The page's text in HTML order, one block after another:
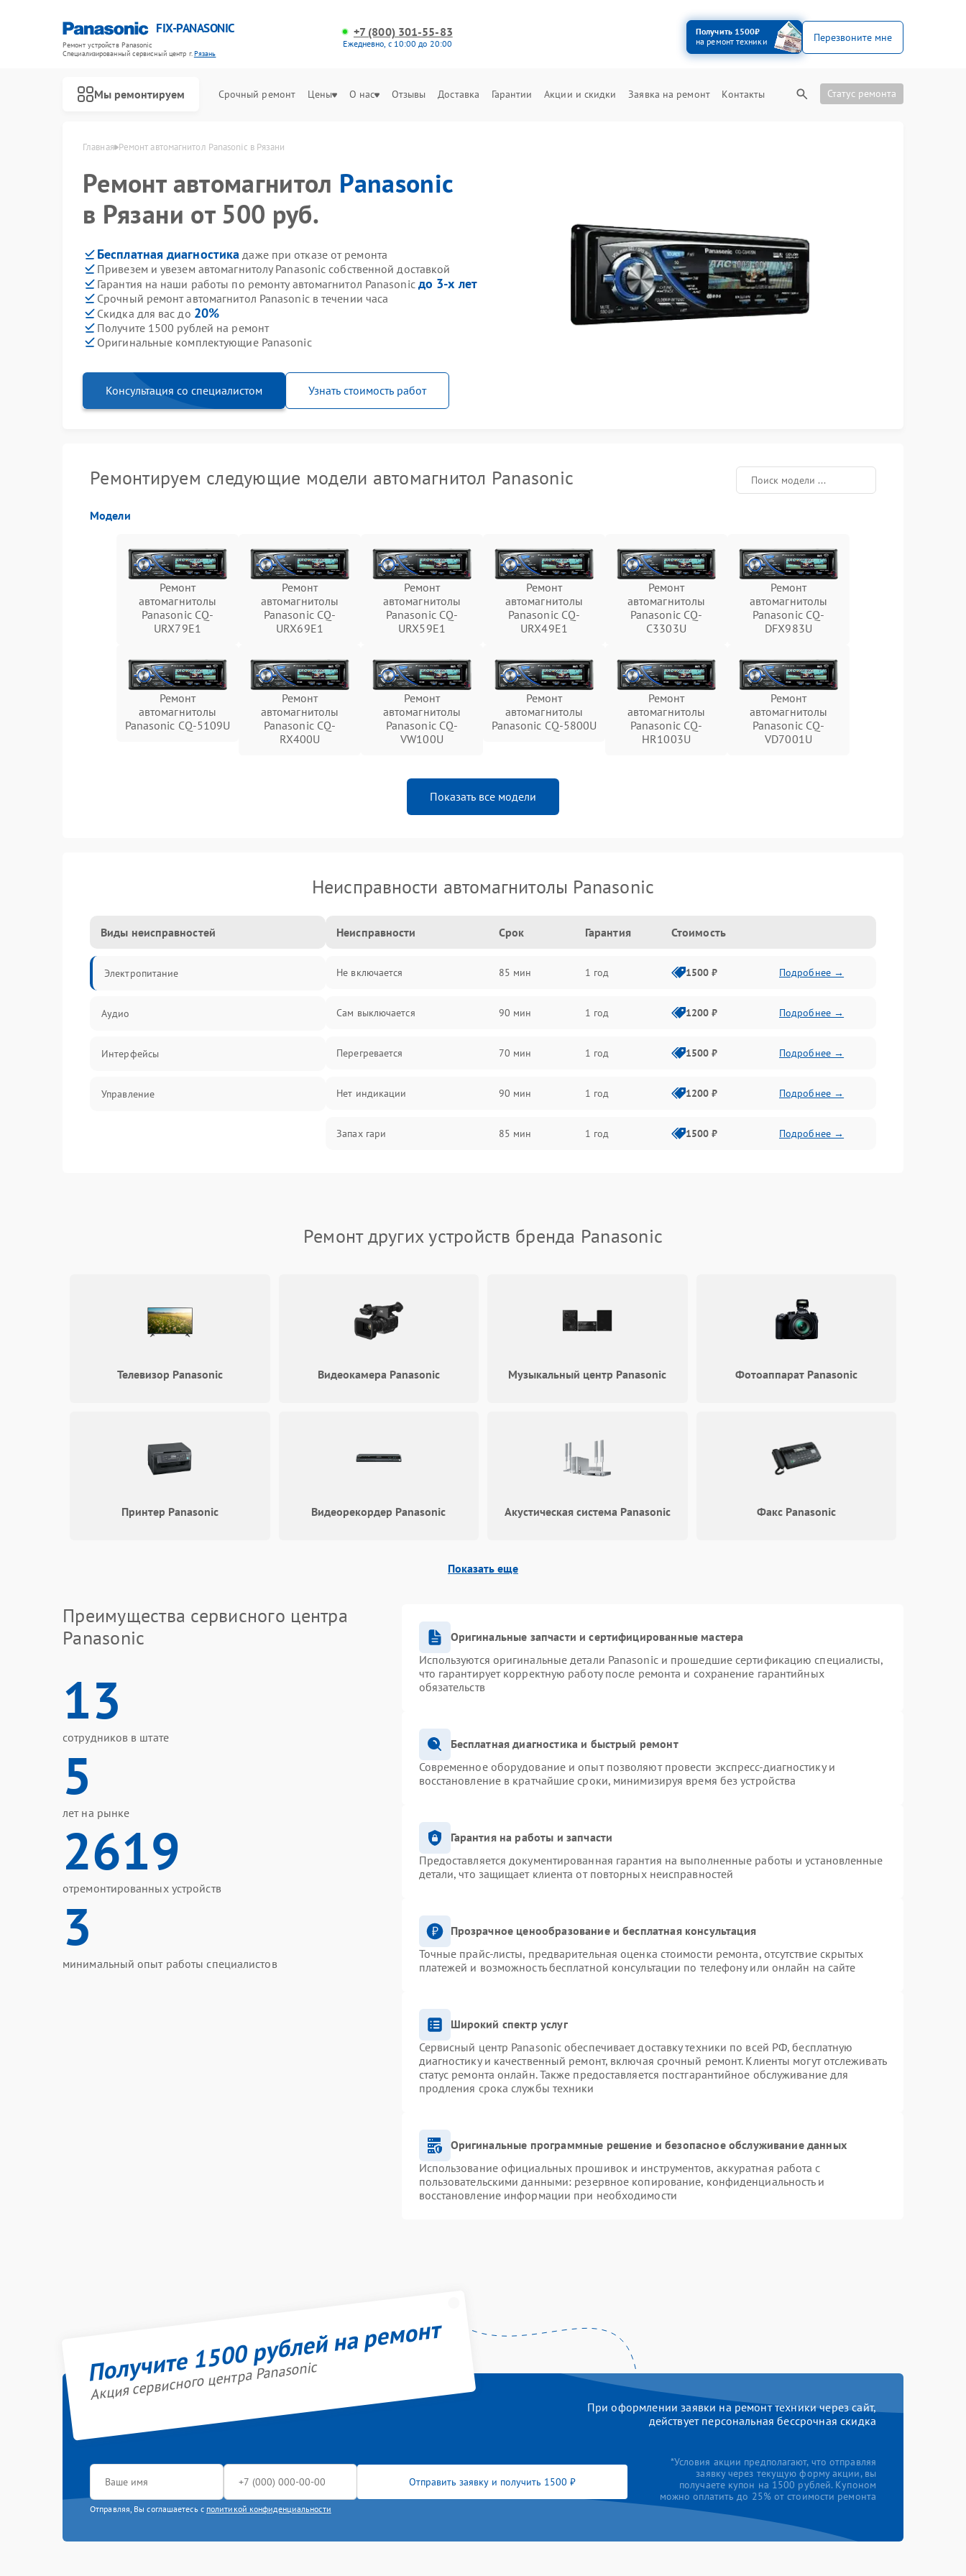
FIX-PANASONIC
Ремонт устройств Panasonic
Специализированный cервисный центр г.Рязань
+7 (800) 301-55-83
Ежедневно, с 10:00 до 20:00
Получить 1500₽
на ремонт техники
Перезвоните мне
Мы ремонтируем Срочный ремонт Цены О нас Отзывы Доставка Гарантии Акции и скидки Заявка на ремонт Контакты Статус ремонта
Главная Ремонт автомагнитол Panasonic в Рязани
Ремонт автомагнитол Panasonic
в Рязани от 500 руб.
Бесплатная диагностика даже при отказе от ремонта
Привезем и увезем автомагнитолу Panasonic собственной доставкой
Гарантия на наши работы по ремонту автомагнитол Panasonic до 3-х лет
Срочный ремонт автомагнитол Panasonic в течении часа
Скидка для вас до 20%
Получите 1500 рублей на ремонт
Оригинальные комплектующие Panasonic
Консультация со специалистом Узнать стоимость работ
Ремонтируем следующие модели автомагнитол Panasonic
Модели
Ремонт
автомагнитолы
Panasonic CQ-
URX79E1
Ремонт
автомагнитолы
Panasonic CQ-
URX69E1
Ремонт
автомагнитолы
Panasonic CQ-
URX59E1
Ремонт
автомагнитолы
Panasonic CQ-
URX49E1
Ремонт
автомагнитолы
Panasonic CQ-
C3303U
Ремонт
автомагнитолы
Panasonic CQ-
DFX983U
Ремонт
автомагнитолы
Panasonic CQ-5109U
Ремонт
автомагнитолы
Panasonic CQ-
RX400U
Ремонт
автомагнитолы
Panasonic CQ-
VW100U
Ремонт
автомагнитолы
Panasonic CQ-5800U
Ремонт
автомагнитолы
Panasonic CQ-
HR1003U
Ремонт
автомагнитолы
Panasonic CQ-
VD7001U
Показать все модели
Неисправности автомагнитолы Panasonic
Виды неисправностей
Электропитание
Аудио
Интерфейсы
Управление
Неисправности Срок Гарантия Стоимость
Не включается 85 мин 1 год 1500 ₽ Подробнее →
Сам выключается 90 мин 1 год 1200 ₽ Подробнее →
Перегревается 70 мин 1 год 1500 ₽ Подробнее →
Нет индикации 90 мин 1 год 1200 ₽ Подробнее →
Запах гари 85 мин 1 год 1500 ₽ Подробнее →
Ремонт других устройств бренда Panasonic
Телевизор Panasonic Видеокамера Panasonic Музыкальный центр Panasonic Фотоаппарат Panasonic
Принтер Panasonic Видеорекордер Panasonic Акустическая система Panasonic Факс Panasonic
Показать еще
Преимущества сервисного центра
Panasonic
13
сотрудников в штате
5
лет на рынке
2619
отремонтированных устройств
3
минимальный опыт работы специалистов
Оригинальные запчасти и сертифицированные мастера
Используются оригинальные детали Panasonic и прошедшие сертификацию специалисты,
что гарантирует корректную работу после ремонта и сохранение гарантийных
обязательств
Бесплатная диагностика и быстрый ремонт
Современное оборудование и опыт позволяют провести экспресс-диагностику и
восстановление в кратчайшие сроки, минимизируя время без устройства
Гарантия на работы и запчасти
Предоставляется документированная гарантия на выполненные работы и установленные
детали, что защищает клиента от повторных неисправностей
Прозрачное ценообразование и бесплатная консультация
Точные прайс-листы, предварительная оценка стоимости ремонта, отсутствие скрытых
платежей и возможность бесплатной консультации по телефону или онлайн на сайте
Широкий спектр услуг
Сервисный центр Panasonic обеспечивает доставку техники по всей РФ, бесплатную
диагностику и качественный ремонт, включая срочный ремонт. Клиенты могут отслеживать
статус ремонта онлайн. Также предоставляется постгарантийное обслуживание для
продления срока службы техники
Оригинальные программные решение и безопасное обслуживание данных
Использование официальных прошивок и инструментов, аккуратная работа с
пользовательскими данными: резервное копирование, конфиденциальность и
восстановление информации при необходимости
Получите 1500 рублей на ремонт
Акция сервисного центра Panasonic
При оформлении заявки на ремонт техники через сайт,
действует персональная бессрочная скидка
Отправить заявку и получить 1500 ₽
Отправляя, Вы соглашаетесь с политикой конфиденциальности
*Условия акции предполагают, что отправляя
заявку через текущую форму акции, вы
получаете купон на 1500 рублей. Купоном
можно оплатить до 25% от стоимости ремонта